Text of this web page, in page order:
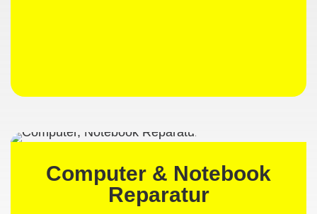
Computer & Notebook
Reparatur